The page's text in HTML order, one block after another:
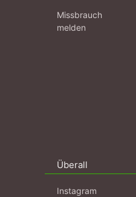
Missbrauch
melden
Überall
Instagram